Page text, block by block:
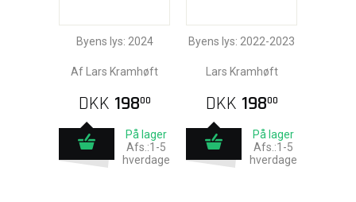
Byens lys: 2024
Af Lars Kramhøft
DKK 19800
På lager
Afs.:1-5
hverdage
Byens lys: 2022-2023
Lars Kramhøft
DKK 19800
På lager
Afs.:1-5
hverdage